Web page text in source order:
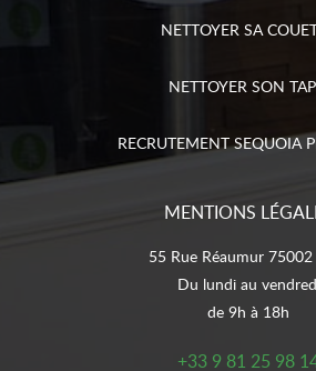
NETTOYER SA
NETTOYER SON
RECRUTEMENT SEQUOIA
MENTIONS
55 Rue Réaumur 75002
Du lundi au
de 9h à 18h
+33 9 81 25 98